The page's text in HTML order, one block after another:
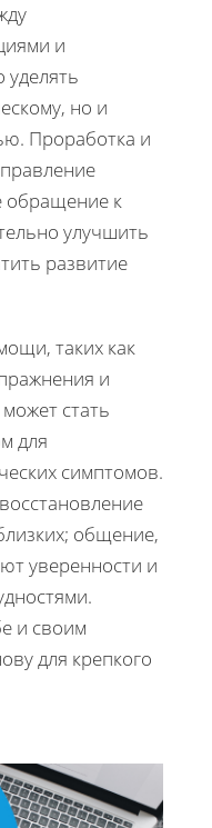
и
уделять
но и
Проработка и
обращение к
улучшить
развитие
таких как
и
стать
для
симптомов.
общение,
уверенности и
и своим
для крепкого